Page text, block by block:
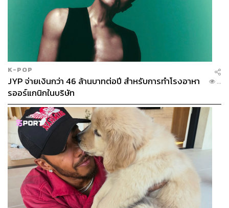
K-POP
JYP จ่ายเงินกว่า 46 ล้านบาทต่อปี สำหรับการทำโรงอาหา
รออร์แกนิกในบริษัท
...